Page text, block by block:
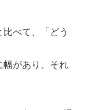
べて、「どう
幅があり、それ